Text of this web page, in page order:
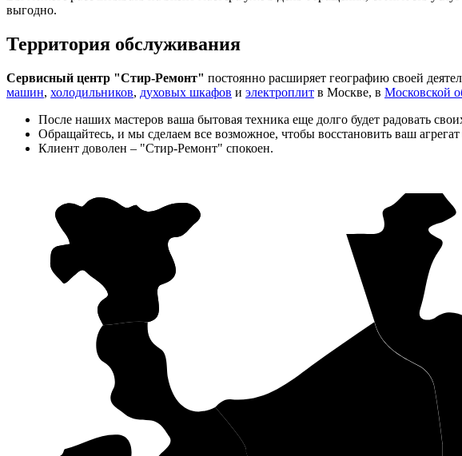
выгодно.
Территория обслуживания
Сервисный центр "Стир-Ремонт" постоянно расширяет географию своей
машин, холодильников, духовых шкафов и электроплит в Москве, в Московской
После наших мастеров ваша бытовая техника еще долго будет радовать
Обращайтесь, и мы сделаем все возможное, чтобы восстановить ваш
Клиент доволен – "Стир-Ремонт" спокоен.